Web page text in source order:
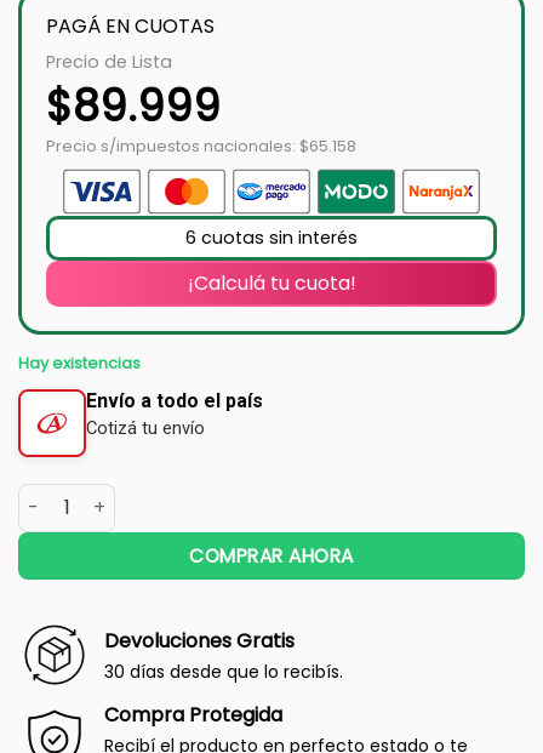
PAGÁ EN CUOTAS
Precio de Lista
$89.999
Precio s/impuestos nacionales: $65.158
6 cuotas sin interés
¡Calculá tu cuota!
Hay existencias
Envío a todo el país
Cotizá tu envío
COMPRAR AHORA
Devoluciones Gratis
30 días desde que lo recibís.
Compra Protegida
Recibí el producto en perfecto estado o te